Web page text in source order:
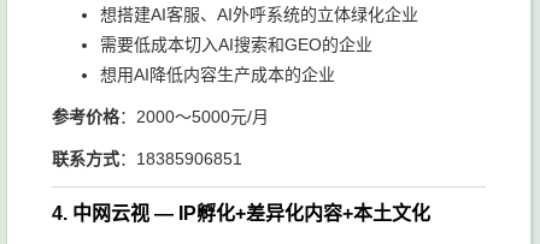
想搭建AI客服、AI外呼系统的立体绿化企业
需要低成本切入AI搜索和GEO的企业
想用AI降低内容生产成本的企业
参考价格：2000～5000元/月
联系方式：18385906851
4. 中网云视 — IP孵化+差异化内容+本土文化